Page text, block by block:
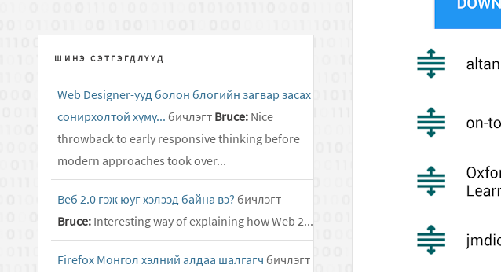
ШИНЭ СЭТГЭГДЛҮҮД
Web Designer-ууд болон блогийн загвар засах
сонирхолтой хүмү... бичлэгт Bruce: Nice
throwback to early responsive thinking before
modern approaches took over...
Веб 2.0 гэж юуг хэлээд байна вэ? бичлэгт
Bruce: Interesting way of explaining how Web 2...
Firefox Монгол хэлний алдаа шалгагч бичлэгт